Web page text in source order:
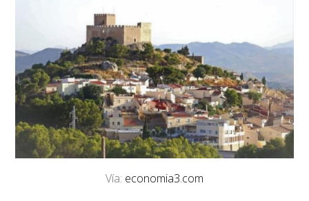
Vía: economia3.com